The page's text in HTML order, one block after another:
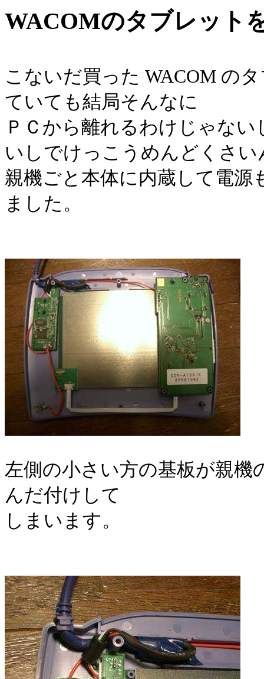
WACOMのタブレット
こないだ買った WACOM の
ていても結局そんなに
ＰＣから離れるわけじゃな
いしでけっこうめんどくさい
親機ごと本体に内蔵して電源
ました。
左側の小さい方の基板が親
んだ付けして
しまいます。